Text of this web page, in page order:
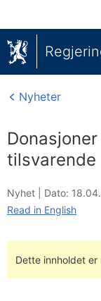
Nyheter
tilsvarende
Nyhet | Dato:
Read in English
Dette innholdet er